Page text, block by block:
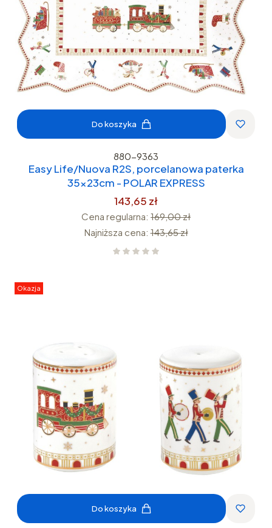
Do koszyka
880-9363
Easy Life/Nuova R2S, porcelanowa paterka
35x23cm - POLAR EXPRESS
143,65 zł
Cena regularna: 169,00 zł
Najniższa cena: 143,65 zł
Okazja
Do koszyka